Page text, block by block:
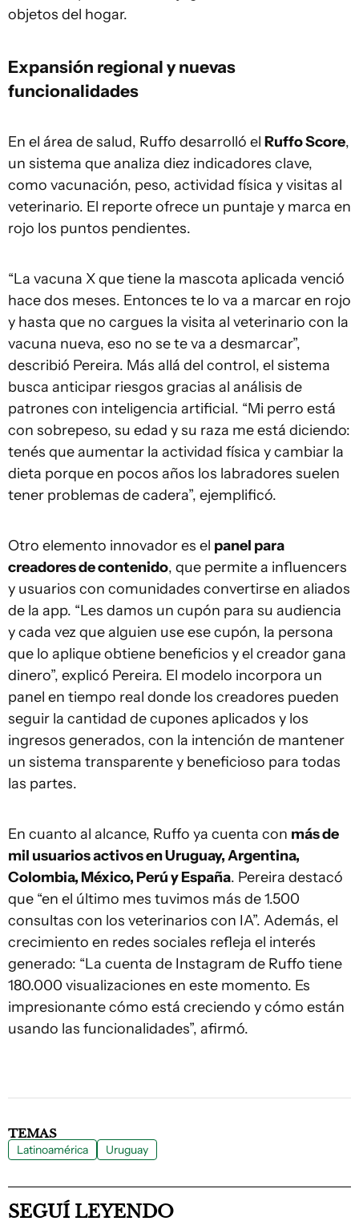
objetos del hogar.
Expansión regional y nuevas
funcionalidades
En el área de salud, Ruffo desarrolló el Ruffo Score,
un sistema que analiza diez indicadores clave,
como vacunación, peso, actividad física y visitas al
veterinario. El reporte ofrece un puntaje y marca en
rojo los puntos pendientes.
“La vacuna X que tiene la mascota aplicada venció
hace dos meses. Entonces te lo va a marcar en rojo
y hasta que no cargues la visita al veterinario con la
vacuna nueva, eso no se te va a desmarcar”,
describió Pereira. Más allá del control, el sistema
busca anticipar riesgos gracias al análisis de
patrones con inteligencia artificial. “Mi perro está
con sobrepeso, su edad y su raza me está diciendo:
tenés que aumentar la actividad física y cambiar la
dieta porque en pocos años los labradores suelen
tener problemas de cadera”, ejemplificó.
Otro elemento innovador es el panel para
creadores de contenido, que permite a influencers
y usuarios con comunidades convertirse en aliados
de la app. “Les damos un cupón para su audiencia
y cada vez que alguien use ese cupón, la persona
que lo aplique obtiene beneficios y el creador gana
dinero”, explicó Pereira. El modelo incorpora un
panel en tiempo real donde los creadores pueden
seguir la cantidad de cupones aplicados y los
ingresos generados, con la intención de mantener
un sistema transparente y beneficioso para todas
las partes.
En cuanto al alcance, Ruffo ya cuenta con más de
mil usuarios activos en Uruguay, Argentina,
Colombia, México, Perú y España. Pereira destacó
que “en el último mes tuvimos más de 1.500
consultas con los veterinarios con IA”. Además, el
crecimiento en redes sociales refleja el interés
generado: “La cuenta de Instagram de Ruffo tiene
180.000 visualizaciones en este momento. Es
impresionante cómo está creciendo y cómo están
usando las funcionalidades”, afirmó.
TEMAS
Latinoamérica Uruguay
SEGUÍ LEYENDO